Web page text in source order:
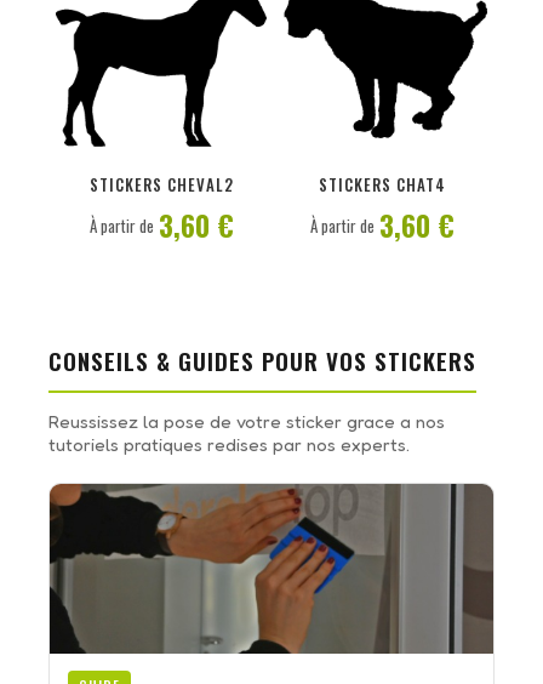
STICKERS CHEVAL2
À partir de 3,60 €
STICKERS CHAT4
À partir de 3,60 €
CONSEILS & GUIDES POUR VOS STICKERS
Reussissez la pose de votre sticker grace a nos
tutoriels pratiques redises par nos experts.